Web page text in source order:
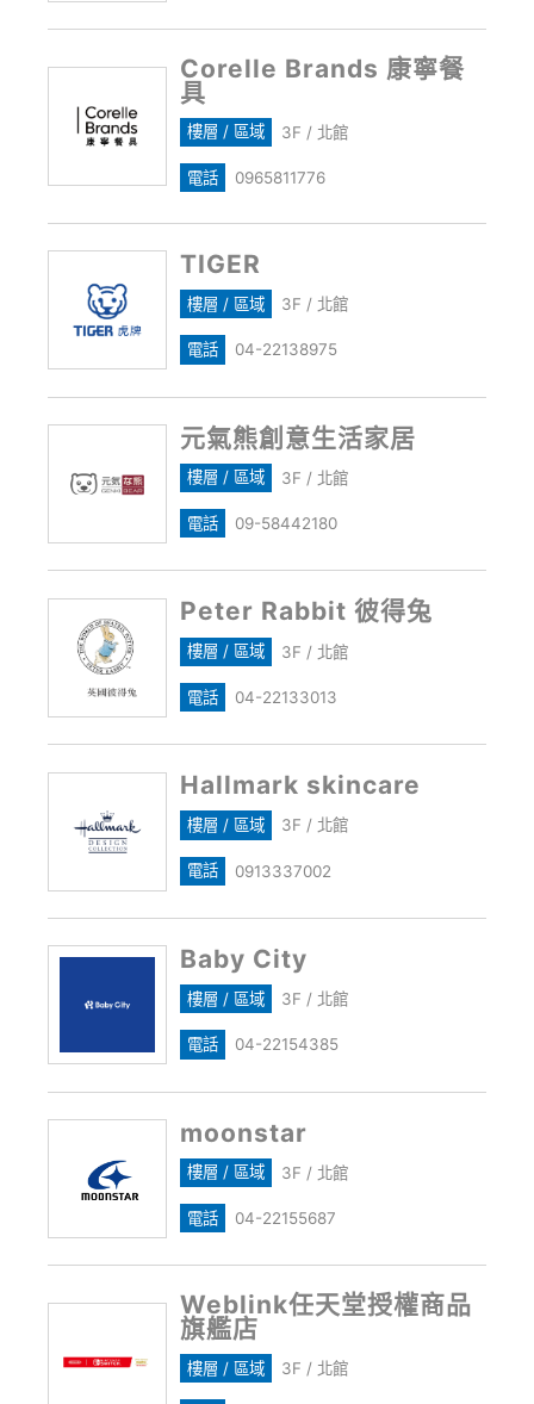
Corelle Brands 康寧餐
具
樓層 / 區域 3F / 北館
電話 0965811776
TIGER
樓層 / 區域 3F / 北館
電話 04-22138975
元氣熊創意生活家居
樓層 / 區域 3F / 北館
電話 09-58442180
Peter Rabbit 彼得兔
樓層 / 區域 3F / 北館
電話 04-22133013
Hallmark skincare
樓層 / 區域 3F / 北館
電話 0913337002
Baby City
樓層 / 區域 3F / 北館
電話 04-22154385
moonstar
樓層 / 區域 3F / 北館
電話 04-22155687
Weblink任天堂授權商品
旗艦店
樓層 / 區域 3F / 北館